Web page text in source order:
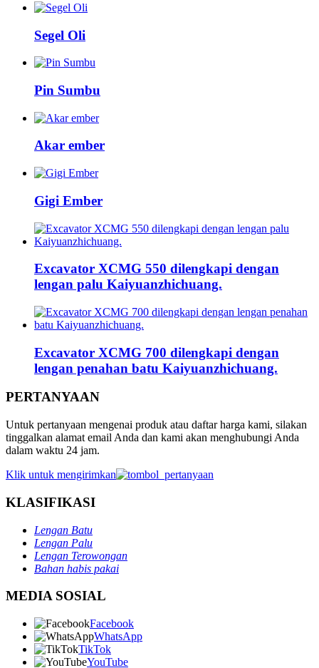
Segel Oli
Pin Sumbu
Akar ember
Gigi Ember
Excavator XCMG 550 dilengkapi dengan
lengan palu Kaiyuanzhichuang.
Excavator XCMG 700 dilengkapi dengan
lengan penahan batu Kaiyuanzhichuang.
PERTANYAAN
Untuk pertanyaan mengenai produk atau daftar harga kami, silakan
tinggalkan alamat email Anda dan kami akan menghubungi Anda
dalam waktu 24 jam.
Klik untuk mengirimkan
KLASIFIKASI
Lengan Batu
Lengan Palu
Lengan Terowongan
Bahan habis pakai
MEDIA SOSIAL
Facebook
WhatsApp
TikTok
YouTube